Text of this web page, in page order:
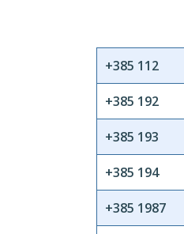
+385 112
+385 192
+385 193
+385 194
+385 1987